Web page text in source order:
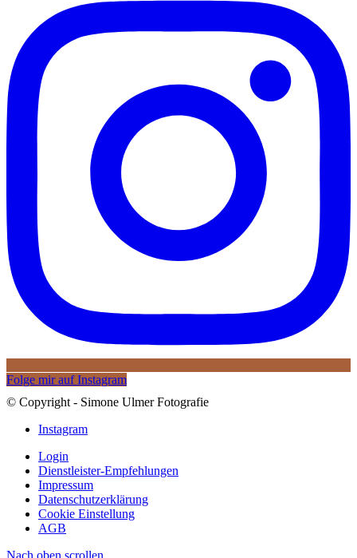
Folge mir auf Instagram
© Copyright - Simone Ulmer Fotografie
Instagram
Login
Dienstleister-Empfehlungen
Impressum
Datenschutzerklärung
Cookie Einstellung
AGB